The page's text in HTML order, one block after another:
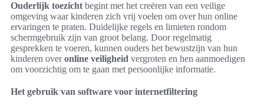
Ouderlijk toezicht begint met het creëren van een veilige
omgeving waar kinderen zich vrij voelen om over hun online
ervaringen te praten. Duidelijke regels en limieten rondom
schermgebruik zijn van groot belang. Door regelmatig
gesprekken te voeren, kunnen ouders het bewustzijn van hun
kinderen overonline veiligheid vergroten en hen aanmoedigen
om voorzichtig om te gaan met persoonlijke informatie.
Het gebruik van software voor internetfiltering